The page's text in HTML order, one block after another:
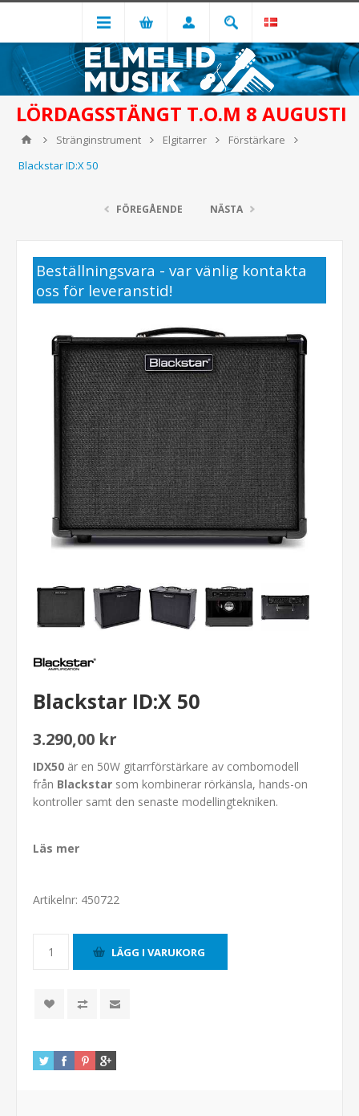
LÖRDAGSSTÄNGT T.O.M 8 AUGUSTI
Stränginstrument Elgitarrer
Förstärkare
Blackstar ID:X 50
FÖREGÅENDE NÄSTA
Beställningsvara - var vänlig kontakta
oss för leveranstid!
Blackstar ID:X 50
3.290,00 kr
IDX50 är en 50W gitarrförstärkare av combomodell
från Blackstar som kombinerar rörkänsla, hands-on
kontroller samt den senaste modellingtekniken.
Läs mer
Artikelnr: 450722